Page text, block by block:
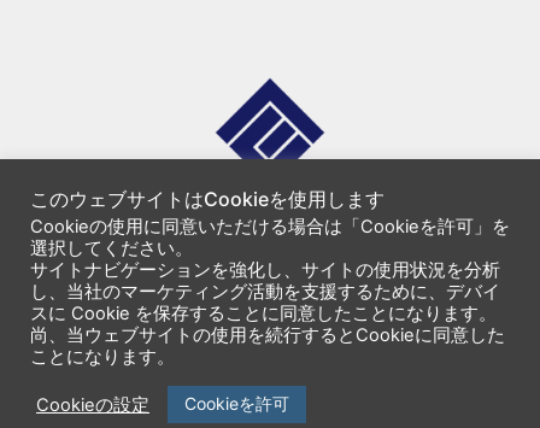
企業情報
ニュースリリース
セミナー・イベント
製品一覧
サービス一覧
サポート
このウェブサイトはCookieを使用します
Cookieの使用に同意いただける場合は「Cookieを許可」を
選択してください。
サイトナビゲーションを強化し、サイトの使用状況を分析
し、当社のマーケティング活動を支援するために、デバイ
スに Cookie を保存することに同意したことになります。
尚、当ウェブサイトの使用を続行するとCookieに同意した
ことになります。
Cookieの設定 Cookieを許可